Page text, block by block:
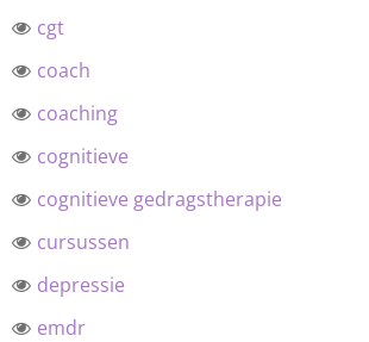
cgt
coach
coaching
cognitieve
cognitieve gedragstherapie
cursussen
depressie
emdr